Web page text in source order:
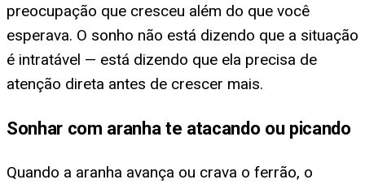
preocupação que cresceu além do que você
esperava. O sonho não está dizendo que a situação
é intratável — está dizendo que ela precisa de
atenção direta antes de crescer mais.
Sonhar com aranha te atacando ou picando
Quando a aranha avança ou crava o ferrão, o